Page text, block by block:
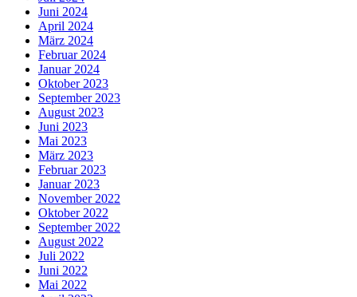
Juni 2024
April 2024
März 2024
Februar 2024
Januar 2024
Oktober 2023
September 2023
August 2023
Juni 2023
Mai 2023
März 2023
Februar 2023
Januar 2023
November 2022
Oktober 2022
September 2022
August 2022
Juli 2022
Juni 2022
Mai 2022